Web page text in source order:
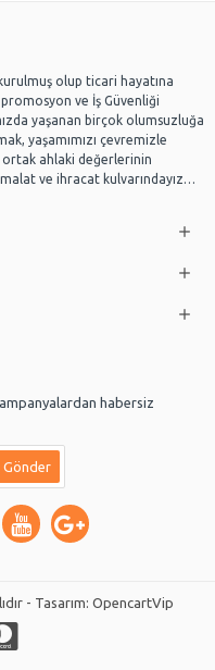
olup ticari hayatına
ve İş Güvenliği
yaşanan birçok olumsuzluğa
yaşamımızı çevremizle
ortak ahlaki değerlerinin
ve ihracat kulvarındayız…
habersiz
Gönder
- Tasarım: OpencartVip